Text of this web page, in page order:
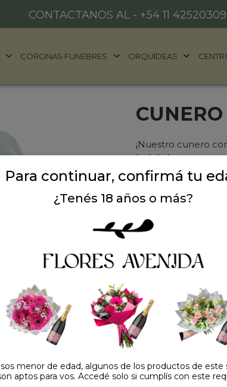
CONTACTANOS AL - +54 11 42520309
CORONAS FUNEBRES ORQUÍDEAS
¡Nuestro cunero
bebé descanse y
diseñado para
pequeño.Con un
excelente opción
absorbente
Medidas aprox.
Precio: $ 22.000
Para continuar, confirmá tu
¿Tenés 18 años o más?
sos menor de edad, algunos de los productos de este
aptos para vos. Accedé solo si cumplís con este